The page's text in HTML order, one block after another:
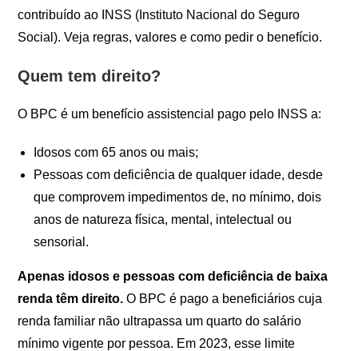
contribuído ao INSS (Instituto Nacional do Seguro
Social). Veja regras, valores e como pedir o benefício.
Quem tem direito?
O BPC é um benefício assistencial pago pelo INSS a:
Idosos com 65 anos ou mais;
Pessoas com deficiência de qualquer idade, desde
que comprovem impedimentos de, no mínimo, dois
anos de natureza física, mental, intelectual ou
sensorial.
Apenas idosos e pessoas com deficiência de baixa
renda têm direito. O BPC é pago a beneficiários cuja
renda familiar não ultrapassa um quarto do salário
mínimo vigente por pessoa. Em 2023, esse limite